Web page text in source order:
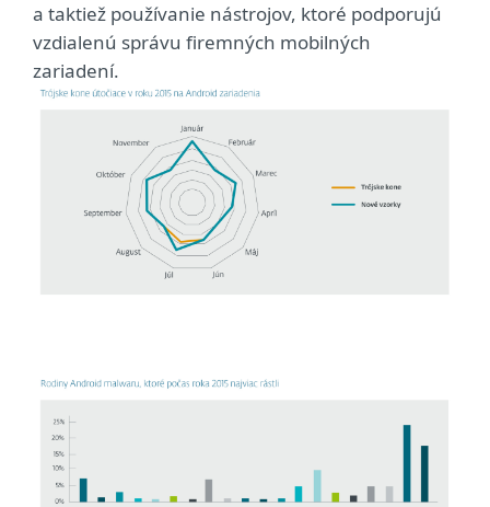
a taktiež používanie nástrojov, ktoré podporujú
vzdialenú správu firemných mobilných
zariadení.